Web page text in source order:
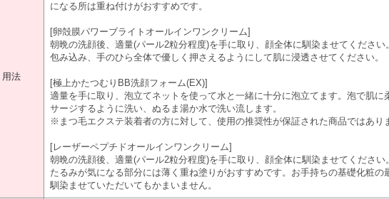
用法
になる所は重ね付けがおすすめです。
[卵殻膜パワーブライトオールインワンクリーム]
朝晩の洗顔後、適量(パール2粒分程度)を手に取り、顔全体に馴染ませてください
包み込み、手のひら全体で優しく押さえるようにして肌に浸透させてください。
[極上かたつむりBB洗顔フォーム(EX)]
適量を手に取り、泡立てネットを使って水と一緒に十分に泡立てます。泡で肌に
サージするように洗い、ぬるま湯か水で洗い流します。
※まつ毛エクステ装着者の方に対して、使用の推奨性が保証された商品ではあり
[レーザーペプチドオールインワンクリーム]
朝晩の洗顔後、適量(パール2粒分程度)を手に取り、顔全体に馴染ませてください
たるみが気になる部分には薄く重ね塗りがおすすめです。お手持ちの基礎化粧の
馴染ませていただいてもかまいません。